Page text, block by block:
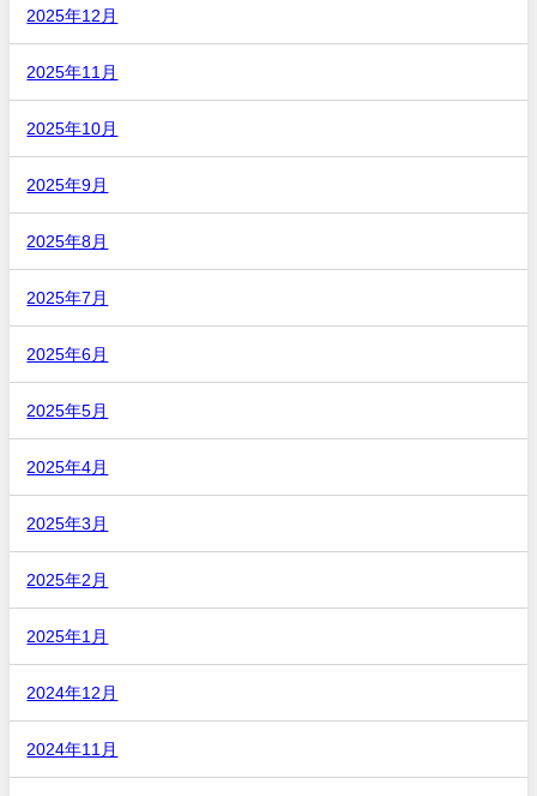
2025年12月
2025年11月
2025年10月
2025年9月
2025年8月
2025年7月
2025年6月
2025年5月
2025年4月
2025年3月
2025年2月
2025年1月
2024年12月
2024年11月